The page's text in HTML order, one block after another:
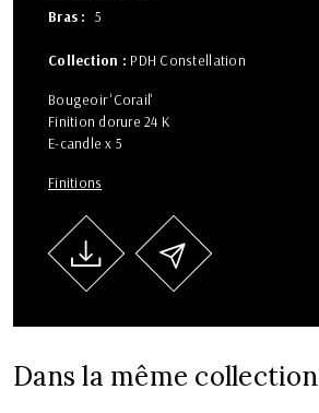
Bras
5
Collection : PDH Constellation
Bougeoir 'Corail'
Finition dorure 24 K
E-candle x 5
Finitions
Dans la même collection